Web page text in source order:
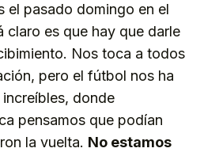
el pasado domingo en el
claro es que hay que darle
Nos toca a todos
pero el fútbol nos ha
donde
pensamos que podían
la vuelta. No estamos